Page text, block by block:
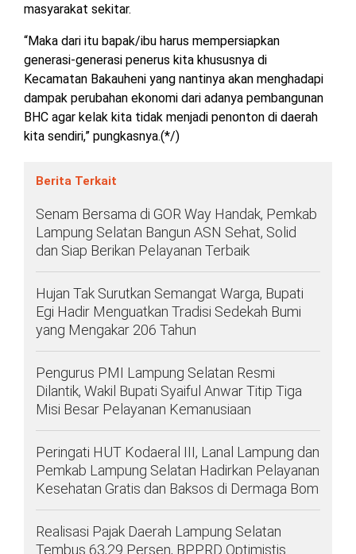
masyarakat sekitar.
“Maka dari itu bapak/ibu harus mempersiapkan
generasi-generasi penerus kita khususnya di
Kecamatan Bakauheni yang nantinya akan menghadapi
dampak perubahan ekonomi dari adanya pembangunan
BHC agar kelak kita tidak menjadi penonton di daerah
kita sendiri,” pungkasnya.(*/)
Berita Terkait
Senam Bersama di GOR Way Handak, Pemkab
Lampung Selatan Bangun ASN Sehat, Solid
dan Siap Berikan Pelayanan Terbaik
Hujan Tak Surutkan Semangat Warga, Bupati
Egi Hadir Menguatkan Tradisi Sedekah Bumi
yang Mengakar 206 Tahun
Pengurus PMI Lampung Selatan Resmi
Dilantik, Wakil Bupati Syaiful Anwar Titip Tiga
Misi Besar Pelayanan Kemanusiaan
Peringati HUT Kodaeral III, Lanal Lampung dan
Pemkab Lampung Selatan Hadirkan Pelayanan
Kesehatan Gratis dan Baksos di Dermaga Bom
Realisasi Pajak Daerah Lampung Selatan
Tembus 63,29 Persen, BPPRD Optimistis